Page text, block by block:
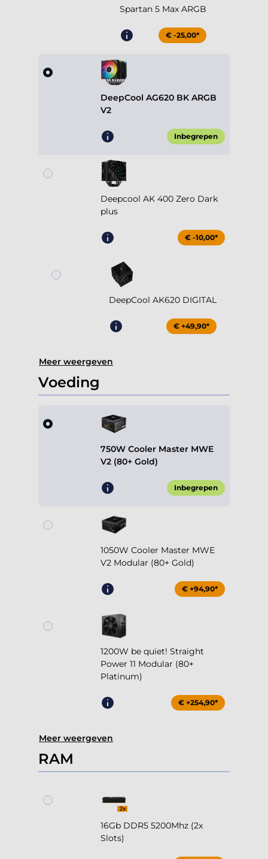
Spartan 5 Max ARGB
€ -25,00*
DeepCool AG620 BK ARGB
V2
Inbegrepen
Deepcool AK 400 Zero Dark
plus
€ -10,00*
DeepCool AK620 DIGITAL
€ +49,90*
Meer weergeven
Voeding
750W Cooler Master MWE
V2 (80+ Gold)
Inbegrepen
1050W Cooler Master MWE
V2 Modular (80+ Gold)
€ +94,90*
1200W be quiet! Straight
Power 11 Modular (80+
Platinum)
€ +254,90*
Meer weergeven
RAM
16Gb DDR5 5200Mhz (2x
Slots)